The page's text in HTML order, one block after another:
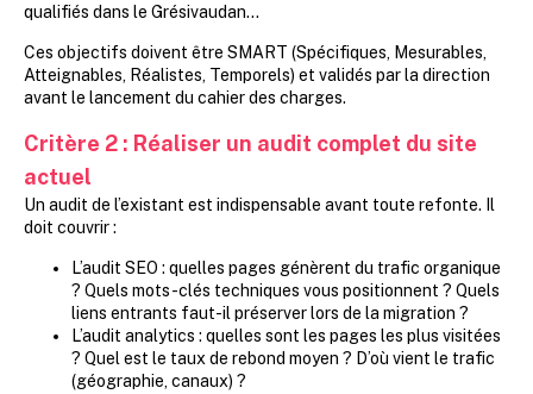
qualifiés dans le Grésivaudan…
Ces objectifs doivent être SMART (Spécifiques, Mesurables,
Atteignables, Réalistes, Temporels) et validés par la direction
avant le lancement du cahier des charges.
Critère 2 : Réaliser un audit complet du site
actuel
Un audit de l’existant est indispensable avant toute refonte. Il
doit couvrir :
L’audit SEO : quelles pages génèrent du trafic organique
? Quels mots-clés techniques vous positionnent ? Quels
liens entrants faut-il préserver lors de la migration ?
L’audit analytics : quelles sont les pages les plus visitées
? Quel est le taux de rebond moyen ? D’où vient le trafic
(géographie, canaux) ?